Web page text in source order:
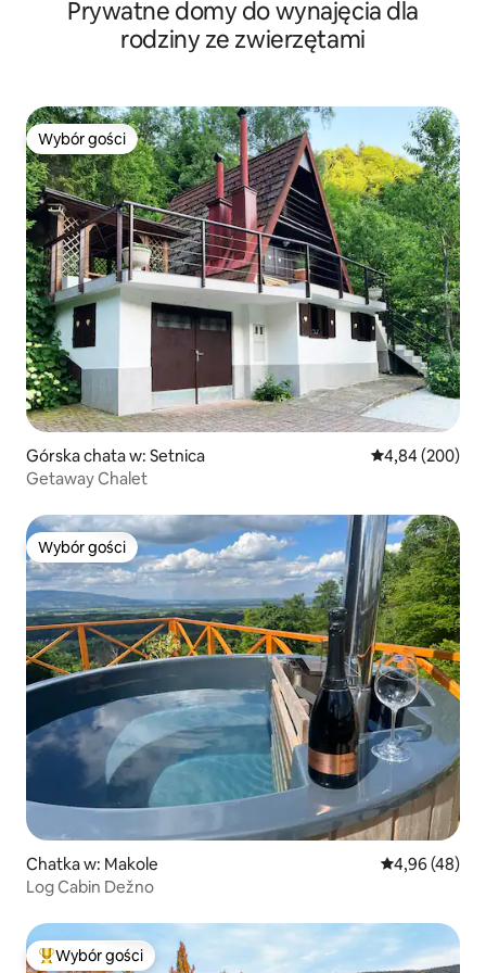
Prywatne domy do wynajęcia dla
rodziny ze zwierzętami
Wybór gości
Wybór gości
Górska chata w: Setnica Średnia
4,84 (200)
Getaway Chalet
Wybór gości
Wybór gości
Chatka w: Makole Średnia
4,96 (48)
Log Cabin Dežno
Najpopularniejsze z kategorii Wybór gości
Wybór gości